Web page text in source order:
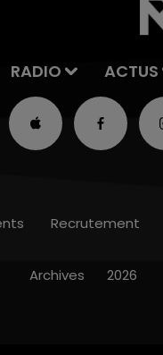
RADIO ACTUS
Recrutement
Archives 2026